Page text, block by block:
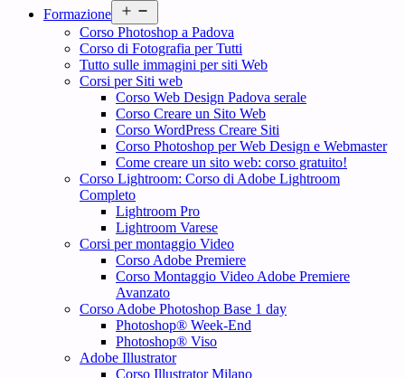
Formazione
menu
Corso Photoshop a Padova
Corso di Fotografia per Tutti
Tutto sulle immagini per siti Web
Corsi per Siti web
Corso Web Design Padova serale
Corso Creare un Sito Web
Corso WordPress Creare Siti
Corso Photoshop per Web Design e Webmaster
Come creare un sito web: corso gratuito!
Corso Lightroom: Corso di Adobe Lightroom
Completo
Lightroom Pro
Lightroom Varese
Corsi per montaggio Video
Corso Adobe Premiere
Corso Montaggio Video Adobe Premiere
Avanzato
Corso Adobe Photoshop Base 1 day
Photoshop® Week-End
Photoshop® Viso
Adobe Illustrator
Corso Illustrator Milano